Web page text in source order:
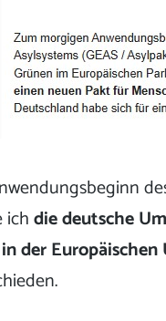
ichdie deutsche
der Europäischen